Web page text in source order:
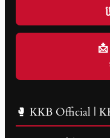
🥊 KKB Official |